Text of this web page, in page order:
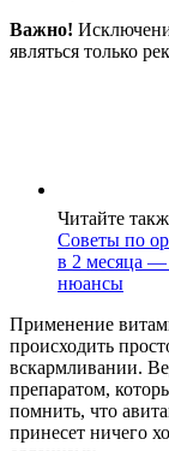
Важно!
являться только
Читайте
Советы по
в 2 месяца —
нюансы
Применение
происходить
вскармливании.
препаратом,
помнить, что
принесет ничего